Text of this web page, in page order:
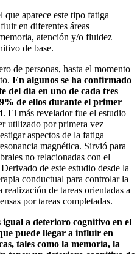
que aparece este tipo fatiga
en diferentes áreas
atención y/o fluidez
de base.
de personas, hasta el momento
En algunos se ha confirmado
del día en uno de cada tres
de ellos durante el primer
. El más revelador fue el estudio
utilizado por primera vez
aspectos de la fatiga
magnética. Sirvió para
no relacionadas con el
de este estudio desde la
conductual para controlar la
de tareas orientadas a
por tareas completadas.
a deterioro cognitivo en el
puede llegar a influir en
tales como la memoria, la